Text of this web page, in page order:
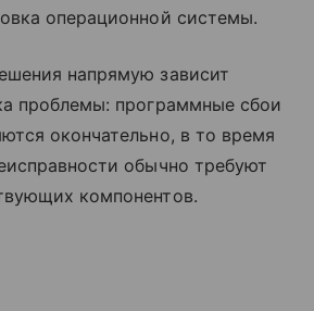
операционной системы.
напрямую зависит
проблемы: программные сбои
окончательно, в то время
обычно требуют
компонентов.